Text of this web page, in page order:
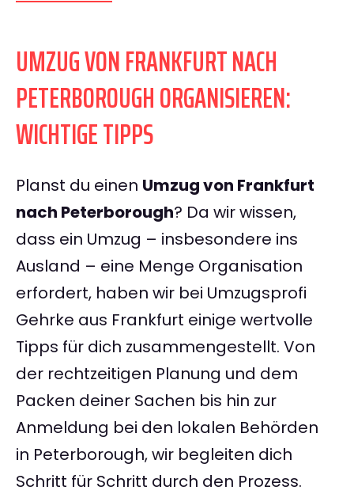
UMZUG VON FRANKFURT NACH
PETERBOROUGH ORGANISIEREN:
WICHTIGE TIPPS
Planst du einen Umzug von Frankfurt
nach Peterborough? Da wir wissen,
dass ein Umzug – insbesondere ins
Ausland – eine Menge Organisation
erfordert, haben wir bei Umzugsprofi
Gehrke aus Frankfurt einige wertvolle
Tipps für dich zusammengestellt. Von
der rechtzeitigen Planung und dem
Packen deiner Sachen bis hin zur
Anmeldung bei den lokalen Behörden
in Peterborough, wir begleiten dich
Schritt für Schritt durch den Prozess.